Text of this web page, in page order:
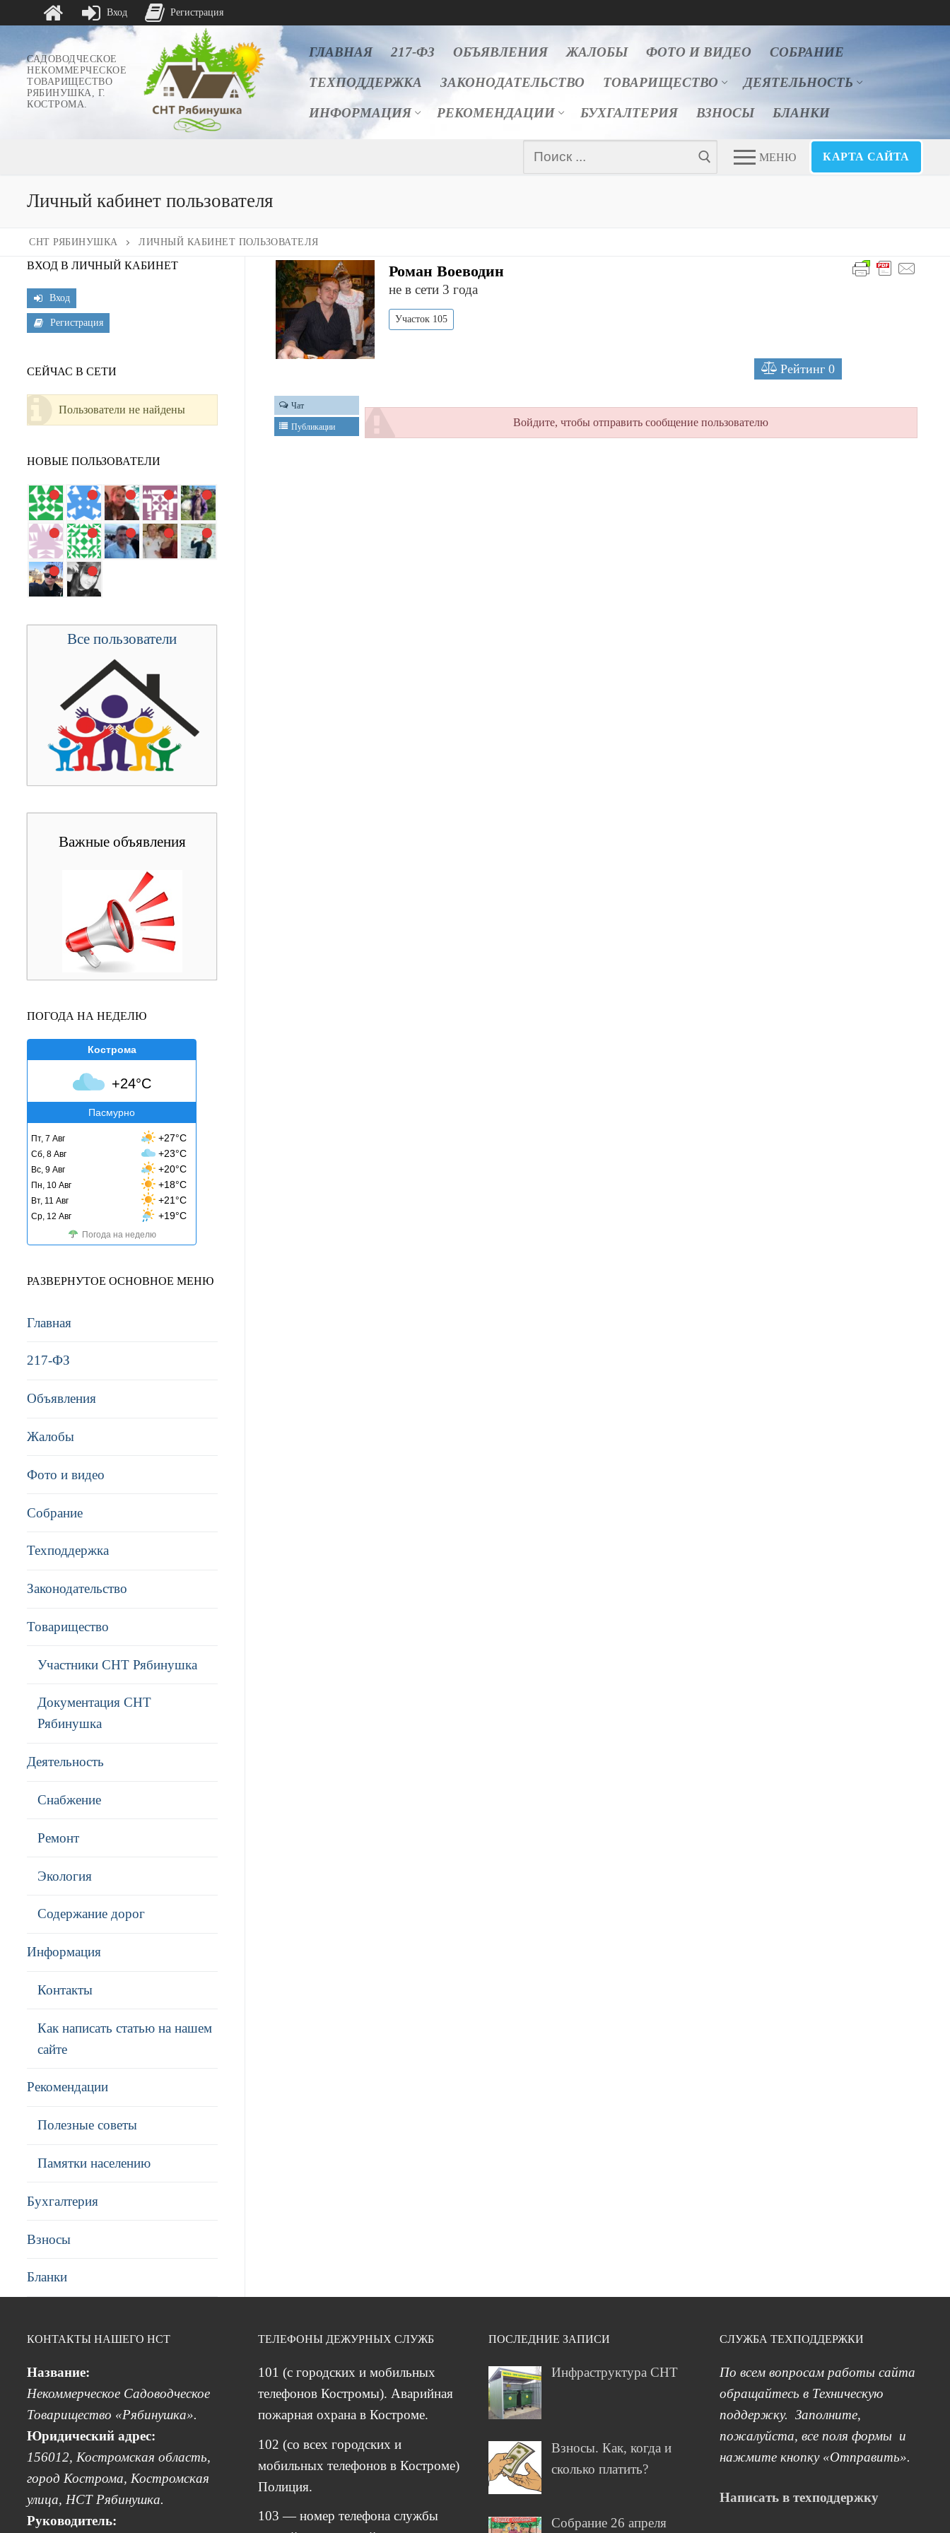
содержимому
САДОВОДЧЕСКОЕ
НЕКОММЕРЧЕСКОЕ
ТОВАРИЩЕСТВО
РЯБИНУШКА, Г.
КОСТРОМА.
ГЛАВНАЯ 217-ФЗ ОБЪЯВЛЕНИЯ ЖАЛОБЫ ФОТО И ВИДЕО СОБРАНИЕ
ТЕХПОДДЕРЖКА ЗАКОНОДАТЕЛЬСТВО ТОВАРИЩЕСТВО ДЕЯТЕЛЬНОСТЬ
ИНФОРМАЦИЯ РЕКОМЕНДАЦИИ БУХГАЛТЕРИЯ ВЗНОСЫ БЛАНКИ
Найти: МЕНЮ КАРТА САЙТА
Личный кабинет пользователя
СНТ РЯБИНУШКА ЛИЧНЫЙ КАБИНЕТ ПОЛЬЗОВАТЕЛЯ
Роман Воеводин
не в сети 3 года
Участок 105
Рейтинг 0
Чат
Публикации Войдите, чтобы отправить сообщение пользователю
ВХОД В ЛИЧНЫЙ КАБИНЕТ
Вход
Регистрация
СЕЙЧАС В СЕТИ
Пользователи не найдены
НОВЫЕ ПОЛЬЗОВАТЕЛИ
Все пользователи
Важные объявления
ПОГОДА НА НЕДЕЛЮ
Кострома
+24°C
Пасмурно
Пт, 7 Авг +27°C
Сб, 8 Авг +23°C
Вс, 9 Авг +20°C
Пн, 10 Авг +18°C
Вт, 11 Авг +21°C
Ср, 12 Авг +19°C
Погода на неделю
РАЗВЕРНУТОЕ ОСНОВНОЕ МЕНЮ
Главная
217-ФЗ
Объявления
Жалобы
Фото и видео
Собрание
Техподдержка
Законодательство
Товарищество
Участники СНТ Рябинушка
Документация СНТ
Рябинушка
Деятельность
Снабжение
Ремонт
Экология
Содержание дорог
Информация
Контакты
Как написать статью на нашем
сайте
Рекомендации
Полезные советы
Памятки населению
Бухгалтерия
Взносы
Бланки
КОНТАКТЫ НАШЕГО НСТ
Название:
Некоммерческое Садоводческое
Товарищество «Рябинушка».
Юридический адрес:
156012, Костромская область,
город Кострома, Костромская
улица, НСТ Рябинушка.
Руководитель:
ТЕЛЕФОНЫ ДЕЖУРНЫХ СЛУЖБ
101 (с городских и мобильных
телефонов Костромы). Аварийная
пожарная охрана в Костроме.
102 (со всех городских и
мобильных телефонов в Костроме)
Полиция.
103 — номер телефона службы
ПОСЛЕДНИЕ ЗАПИСИ
Инфраструктура СНТ
Взносы. Как, когда и
сколько платить?
Собрание 26 апреля
СЛУЖБА ТЕХПОДДЕРЖКИ
По всем вопросам работы сайта
обращайтесь в Техническую
поддержку. Заполните,
пожалуйста, все поля формы и
нажмите кнопку «Отправить».
Написать в техподдержку
Вход Регистрация